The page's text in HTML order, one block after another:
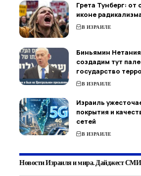
Грета Тунберг: от
иконе
В ИЗРАИЛЕ
Биньямин
создадим тут
государство
В ИЗРАИЛЕ
Израиль
покрытия и
сетей
В ИЗРАИЛЕ
Новости Израиля и мира. Дайджест СМИ